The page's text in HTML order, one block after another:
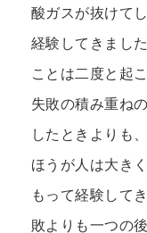
酸ガスが抜けて
経験してきまし
ことは二度と起
失敗の積み重ね
したときよりも
ほうが人は大き
もって経験して
敗よりも一つの